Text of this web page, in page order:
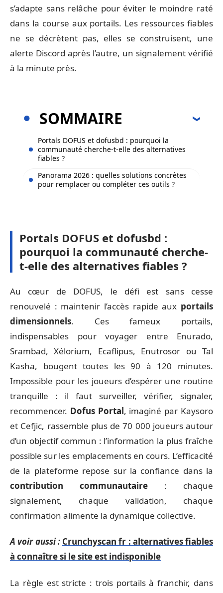
s’adapte sans relâche pour éviter le moindre raté
dans la course aux portails. Les ressources fiables
ne se décrètent pas, elles se construisent, une
alerte Discord après l’autre, un signalement vérifié
à la minute près.
SOMMAIRE
Portals DOFUS et dofusbd : pourquoi la
communauté cherche-t-elle des alternatives
fiables ?
Panorama 2026 : quelles solutions concrètes
pour remplacer ou compléter ces outils ?
Portals DOFUS et dofusbd :
pourquoi la communauté cherche-
t-elle des alternatives fiables ?
Au cœur de DOFUS, le défi est sans cesse
renouvelé : maintenir l’accès rapide aux portails
dimensionnels. Ces fameux portails,
indispensables pour voyager entre Enurado,
Srambad, Xélorium, Ecaflipus, Enutrosor ou Tal
Kasha, bougent toutes les 90 à 120 minutes.
Impossible pour les joueurs d’espérer une routine
tranquille : il faut surveiller, vérifier, signaler,
recommencer. Dofus Portal, imaginé par Kaysoro
et Cefjic, rassemble plus de 70 000 joueurs autour
d’un objectif commun : l’information la plus fraîche
possible sur les emplacements en cours. L’efficacité
de la plateforme repose sur la confiance dans la
contribution communautaire : chaque
signalement, chaque validation, chaque
confirmation alimente la dynamique collective.
A voir aussi : Crunchyscan fr : alternatives fiables
à connaître si le site est indisponible
La règle est stricte : trois portails à franchir, dans